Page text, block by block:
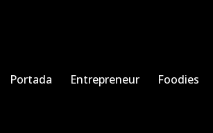
Portada Entrepreneur Foodies